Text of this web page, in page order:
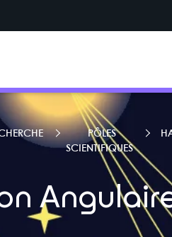
PÔLES
SCIENTIFIQUES